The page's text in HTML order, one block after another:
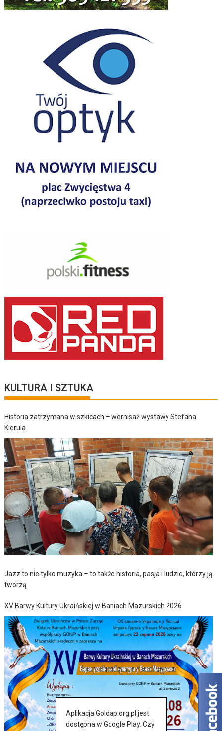
KULTURA I SZTUKA
Historia zatrzymana w szkicach – wernisaż wystawy Stefana
Kierula
Jazz to nie tylko muzyka – to także historia, pasja i ludzie, którzy ją
tworzą
XV Barwy Kultury Ukraińskiej w Baniach Mazurskich 2026
Aplikacja Goldap.org.pl jest
dostępna w Google Play. Czy